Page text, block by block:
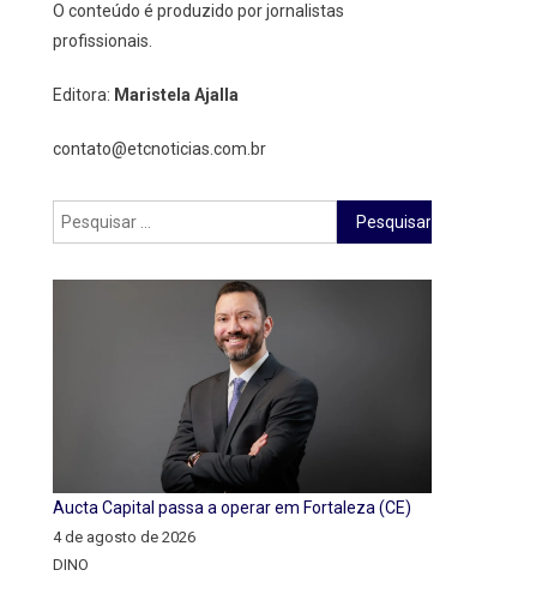
O conteúdo é produzido por jornalistas
profissionais.
Editora: Maristela Ajalla
contato@etcnoticias.com.br
Pesquisar
por:
Aucta Capital passa a operar em Fortaleza (CE)
4 de agosto de 2026
DINO